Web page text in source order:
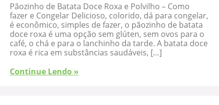
Pãozinho de Batata Doce Roxa e Polvilho – Como
fazer e Congelar Delicioso, colorido, dá para congelar,
é econômico, simples de fazer, o pãozinho de batata
doce roxa é uma opção sem glúten, sem ovos para o
café, o chá e para o lanchinho da tarde. A batata doce
roxa é rica em substâncias saudáveis, […]
Continue Lendo »